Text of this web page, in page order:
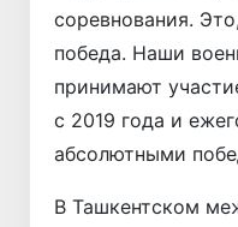
соревнования.
победа. Наши
принимают
с 2019 года и
абсолютными
В Ташкентском